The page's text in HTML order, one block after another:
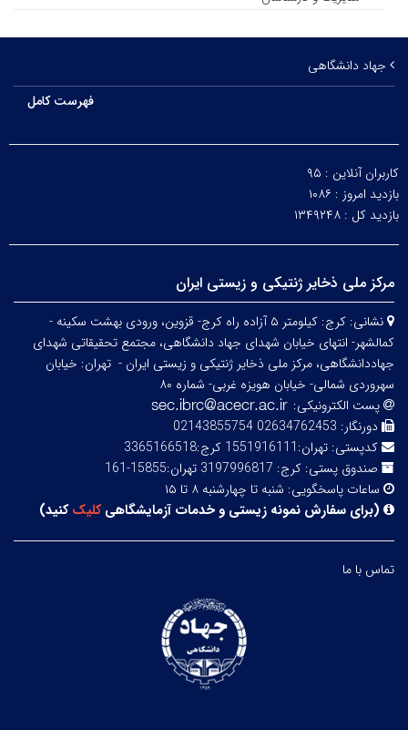
جهاد دانشگاهی
فهرست کامل
کاربران آنلاین : ۹۵
بازدید امروز : ۱۰۸۶
بازدید کل : ۱۳۴۹۲۴۸
مرکز ملی ذخایر ژنتیکی و زیستی ایران
نشانی:
کرج: کیلومتر ۵ آزاده راه کرج- قزوین، ورودی بهشت سکینه -
کمالشهر- انتهای خیابان شهدای جهاد دانشگاهی، مجتمع تحقیقاتی شهدای
جهاددانشگاهی، مرکز ملی ذخایر ژنتیکی و زیستی ایران - تهران: خیابان
سهروردی شمالی- خیابان هویزه غربی- شماره ۸۰
پست الکترونیکی:
دورنگار: 02634762453 02143855754
کدپستی: تهران:1551916111 کرج:3365166518
صندوق پستی: کرج: 3197996817 تهران:15855-161
ساعات پاسخگویی: شنبه تا چهارشنبه ۸ تا ۱۵
(برای سفارش نمونه زیستی و خدمات آزمایشگاهیکلیککنید)
تماس با ما